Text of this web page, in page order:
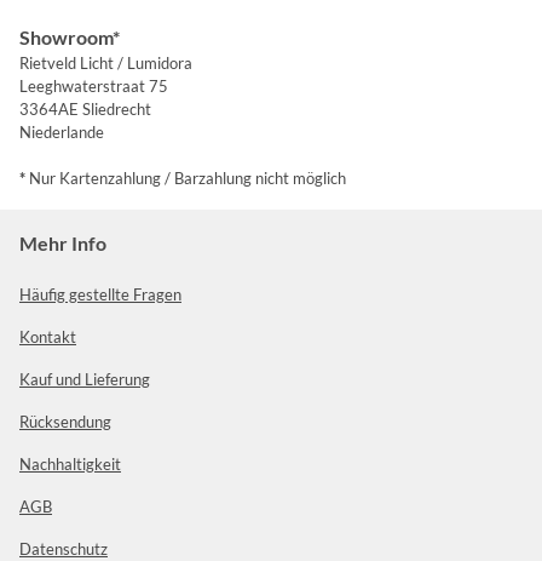
Showroom*
Rietveld Licht / Lumidora
Leeghwaterstraat 75
3364AE Sliedrecht
Niederlande
* Nur Kartenzahlung / Barzahlung nicht möglich
Mehr Info
Häufig gestellte Fragen
Kontakt
Kauf und Lieferung
Rücksendung
Nachhaltigkeit
AGB
Datenschutz